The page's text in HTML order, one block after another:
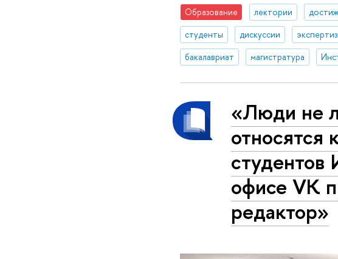
Образование лектории
студенты
дискуссии
бакалавриат
магистратура
«Люди не
относятся
студентов
офисе VK
редактор»